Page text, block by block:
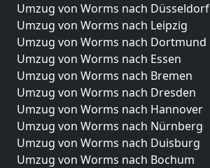
Umzug von Worms nach Düsseldorf
Umzug von Worms nach Leipzig
Umzug von Worms nach Dortmund
Umzug von Worms nach Essen
Umzug von Worms nach Bremen
Umzug von Worms nach Dresden
Umzug von Worms nach Hannover
Umzug von Worms nach Nürnberg
Umzug von Worms nach Duisburg
Umzug von Worms nach Bochum